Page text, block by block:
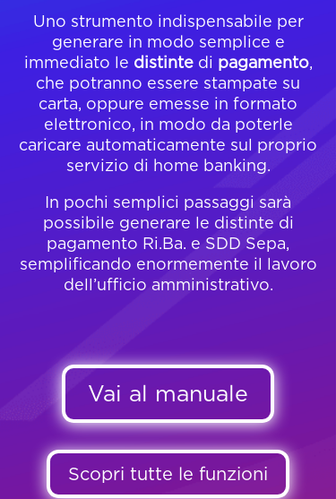
Uno strumento indispensabile per
generare in modo semplice e
immediato le distintedi pagamento,
che potranno essere stampate su
carta, oppure emesse in formato
elettronico, in modo da poterle
caricare automaticamente sul proprio
servizio di home banking.
In pochi semplici passaggi sarà
possibile generare le distinte di
pagamento Ri.Ba. e SDD Sepa,
semplificando enormemente il lavoro
dell’ufficio amministrativo.
Vai al manuale
Scopri tutte le funzioni